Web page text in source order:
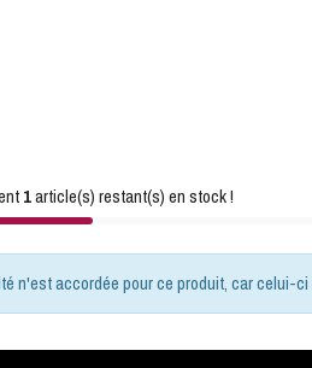
1article(s) restant(s) en stock !
n'est accordée pour ce produit, car celui-